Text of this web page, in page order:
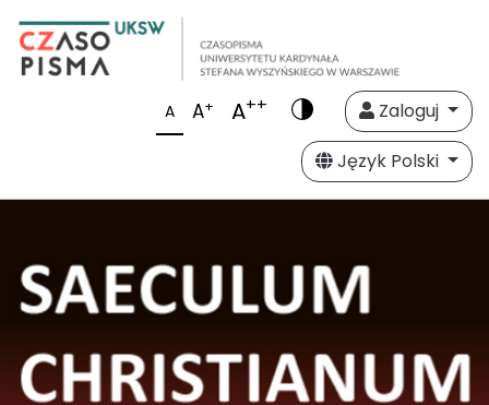
A A+ A++
Zaloguj
Język Polski